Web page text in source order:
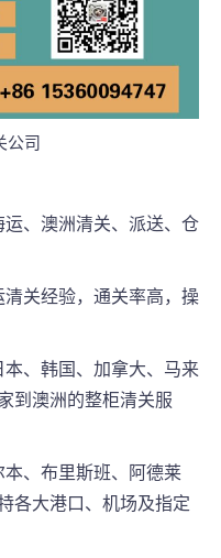
公司
、澳洲清关、派送、仓
关经验，通关率高，操
、韩国、加拿大、马来
到澳洲的整柜清关服
、布里斯班、阿德莱
各大港口、机场及指定